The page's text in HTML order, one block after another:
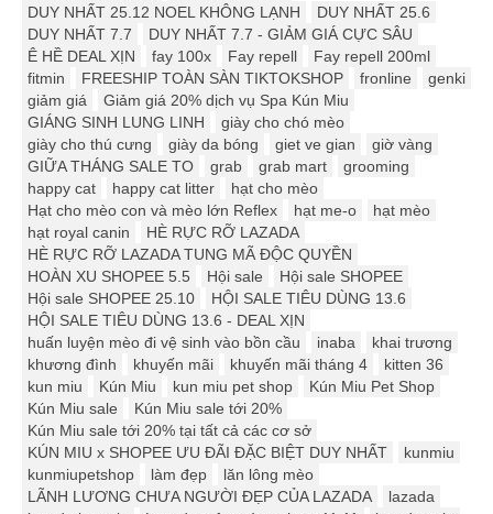
DUY NHẤT 25.12 ️️NOEL KHÔNG LẠNH
DUY NHẤT 25.6
DUY NHẤT 7.7
DUY NHẤT 7.7 - GIẢM GIÁ CỰC SÂU
Ê HỀ DEAL XỊN
fay 100x Fay repell
Fay repell 200ml
fitmin
FREESHIP TOÀN SÀN TIKTOKSHOP fronline
genki
giảm giá
Giảm giá 20% dịch vụ Spa Kún Miu
GIÁNG SINH LUNG LINH
giày cho chó mèo
giày cho thú cưng
giày da bóng giet ve gian
giờ vàng
GIỮA THÁNG SALE TO
grab grab mart
grooming
happy cat
happy cat litter
hạt cho mèo
Hạt cho mèo con và mèo lớn Reflex
hạt me-o
hạt mèo
hạt royal canin
HÈ RỰC RỠ LAZADA
HÈ RỰC RỠ LAZADA TUNG MÃ ĐỘC QUYỀN
HOÀN XU SHOPEE 5.5
Hội sale
Hội sale SHOPEE
Hội sale SHOPEE 25.10
HỘI SALE TIÊU DÙNG 13.6
HỘI SALE TIÊU DÙNG 13.6 - DEAL XỊN
huấn luyện mèo đi vệ sinh vào bồn cầu
inaba
khai trương
khương đình
khuyến mãi khuyến mãi tháng 4
kitten 36
kun miu
Kún Miu kun miu pet shop
Kún Miu Pet Shop
Kún Miu sale
Kún Miu sale tới 20%
Kún Miu sale tới 20% tại tất cả các cơ sở
KÚN MIU x SHOPEE ƯU ĐÃI ĐẶC BIỆT DUY NHẤT
kunmiu
kunmiupetshop
làm đẹp
lăn lông mèo
LÃNH LƯƠNG CHƯA NGƯỜI ĐẸP CỦA LAZADA
lazada